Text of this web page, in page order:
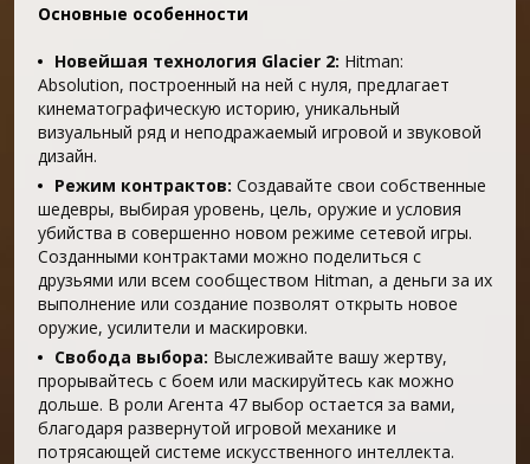
Основные особенности
Новейшая технология Glacier 2: Hitman:
Absolution, построенный на ней с нуля, предлагает
кинематографическую историю, уникальный
визуальный ряд и неподражаемый игровой и звуковой
дизайн.
Режим контрактов: Создавайте свои собственные
шедевры, выбирая уровень, цель, оружие и условия
убийства в совершенно новом режиме сетевой игры.
Созданными контрактами можно поделиться с
друзьями или всем сообществом Hitman, а деньги за их
выполнение или создание позволят открыть новое
оружие, усилители и маскировки.
Свобода выбора: Выслеживайте вашу жертву,
прорывайтесь с боем или маскируйтесь как можно
дольше. В роли Агента 47 выбор остается за вами,
благодаря развернутой игровой механике и
потрясающей системе искусственного интеллекта.